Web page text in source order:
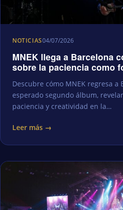
NOTICIAS04/07/2026
MNEK llega a Barcelona
sobre la paciencia como
Descubre cómo MNEK regresa a
esperado segundo álbum,
paciencia y creatividad en la…
Leer más →